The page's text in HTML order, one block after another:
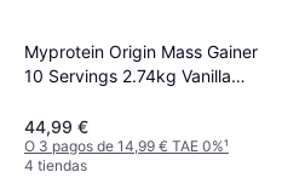
Myprotein Origin Mass Gainer
10 Servings 2.74kg Vanilla
44,99 €
O 3 pagos de 14,99 € TAE 0%¹
4 tiendas